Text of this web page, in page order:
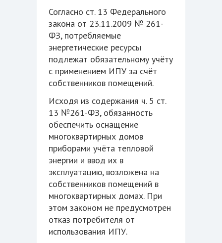
Согласно ст. 13 Федерального
закона от 23.11.2009 № 261-
ФЗ, потребляемые
энергетические ресурсы
подлежат обязательному учёту
с применением ИПУ за счёт
собственников помещений.
Исходя из содержания ч. 5 ст.
13 №261-ФЗ, обязанность
обеспечить оснащение
многоквартирных домов
приборами учёта тепловой
энергии и ввод их в
эксплуатацию, возложена на
собственников помещений в
многоквартирных домах. При
этом законом не предусмотрен
отказ потребителя от
использования ИПУ.